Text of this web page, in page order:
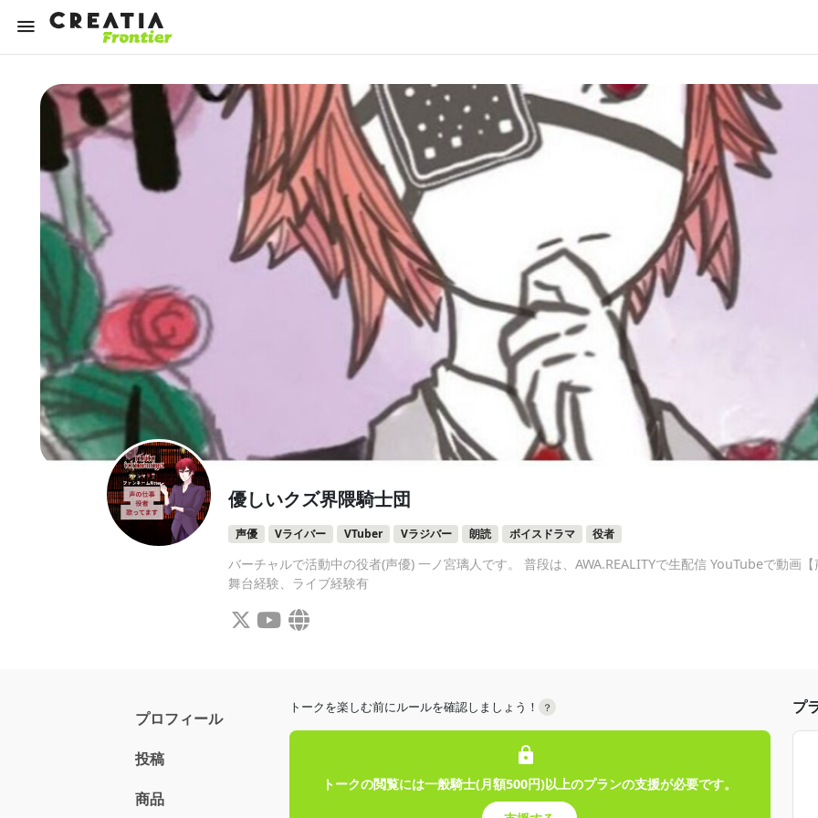
優しいクズ界隈騎士団
声優 Vライバー VTuber Vラジバー 朗読 ボイスドラマ 役者
バーチャルで活動中の役者(声優) 一ノ宮璃人です。 普段は、AWA.REALITYで生配信 YouTubeで動画
舞台経験、ライブ経験有
プロフィール
投稿
商品
トークを楽しむ前にルールを確認しましょう！ ？
トークの閲覧には一般騎士(月額500円)以上のプランの支援が必要です。
プ